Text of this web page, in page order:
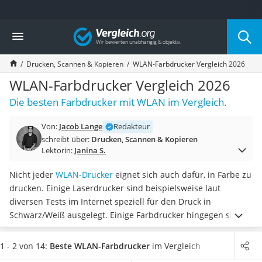
Die beliebtesten Vergleiche nach Kategorie
Elektronik
Powerstation
Monitor 32 Zoll 4K
Fernseher
Drucker
Desktop-PC
Diascanner
Laser-Multifunktionsdrucker
Powerstation mit Solarpanel
Gaming-PC
Soundbar
17-Zoll-Laptop
Satellitenschüssel
Gaming-Headset
Vergleich
Drucken, Scannen & Kopieren WLAN-Farbdrucker Vergleich 2026
WLAN-Farbdrucker Vergleich 2026
Die besten Farbdrucker mit WLAN im Vergleich.
Von: Jacob Lange
Redakteur
schreibt über: Drucken, Scannen & Kopieren
Lektorin: Janina S.
Nicht jeder WLAN-Drucker eignet sich auch dafür, in Farbe zu
drucken. Einige Laserdrucker sind beispielsweise laut
diversen Tests im Internet speziell für den Druck in
Schwarz/Weiß ausgelegt. Einige Farbdrucker hingegen sind
speziell zum Druck von Fotos konzipiert. Wählen Sie jetzt
aus unserer Vergleichstabelle einenbesonders schnellen
1 - 2 von 14: Beste WLAN-Farbdrucker im Vergleich